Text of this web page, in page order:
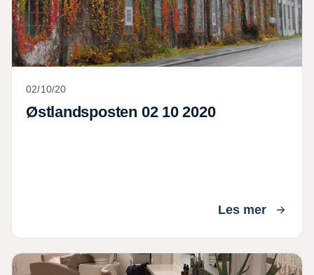
02/10/20
Østlandsposten 02 10 2020
Les mer
Frisørsalong, Torstrand, Larvik = UTLEID